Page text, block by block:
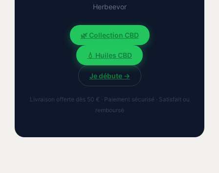
Herbeevor
🌿 Collection CBD
💧 Huiles CBD
Je débute →
Livraison offerte dès 50 € · Paiement sécurisé · Satisfait ou
remboursé